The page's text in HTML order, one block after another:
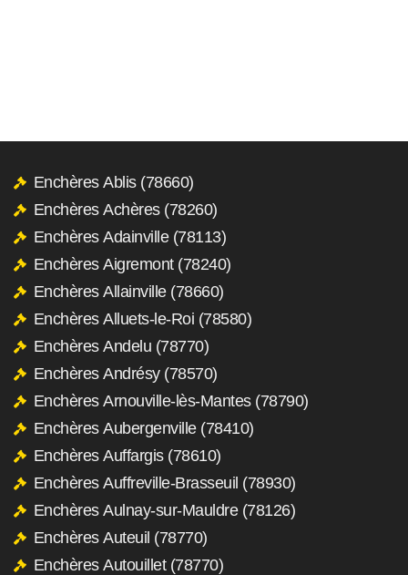
Enchères Ablis (78660)
Enchères Achères (78260)
Enchères Adainville (78113)
Enchères Aigremont (78240)
Enchères Allainville (78660)
Enchères Alluets-le-Roi (78580)
Enchères Andelu (78770)
Enchères Andrésy (78570)
Enchères Arnouville-lès-Mantes (78790)
Enchères Aubergenville (78410)
Enchères Auffargis (78610)
Enchères Auffreville-Brasseuil (78930)
Enchères Aulnay-sur-Mauldre (78126)
Enchères Auteuil (78770)
Enchères Autouillet (78770)